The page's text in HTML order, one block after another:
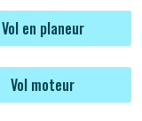
Vol en planeur
Vol moteur